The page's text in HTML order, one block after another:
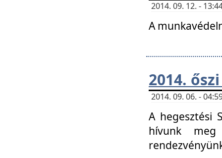
2014. 09. 12. -
A
2014.
2014. 09. 06. -
A hegesztési
hívunk